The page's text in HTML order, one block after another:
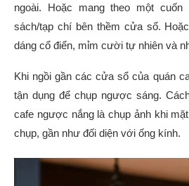
ngoài. Hoặc mang theo một
sách/tạp chí bên thềm cửa sổ.
dáng cổ điển, mỉm cười tự nhiên và
Khi ngồi gần các cửa sổ của quán
tận dụng để chụp ngược sáng.
cafe ngược nắng là chụp ảnh khi
chụp, gần như đối diện với ống kính.